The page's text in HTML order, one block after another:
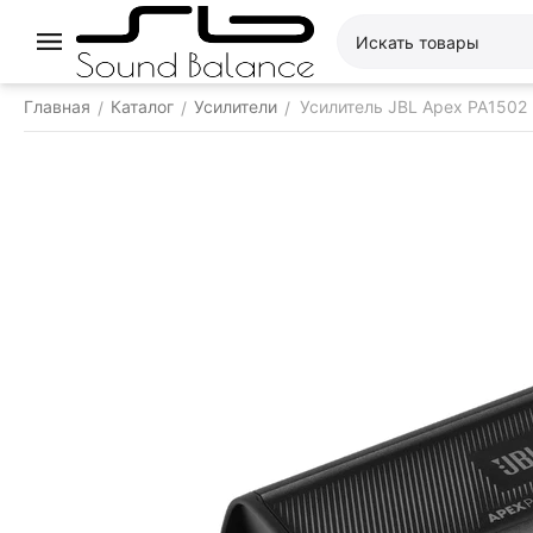
Главная / Каталог / Усилители / Усилитель JBL Apex PA1502